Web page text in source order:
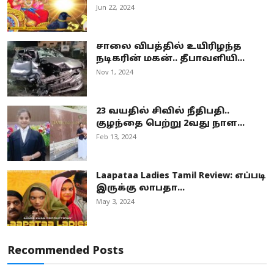
Jun 22, 2024
சாலை விபத்தில் உயிரிழந்த
நடிகரின் மகன்.. தீபாவளியி...
Nov 1, 2024
23 வயதில் சிவில் நீதிபதி..
குழந்தை பெற்று 2வது நாள...
Feb 13, 2024
Laapataa Ladies Tamil Review: எப்படி
இருக்கு லாபதா...
May 3, 2024
Recommended Posts